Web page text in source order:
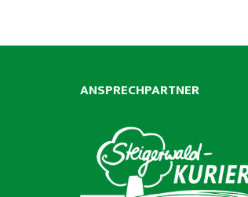
ANSPRECHPARTNER